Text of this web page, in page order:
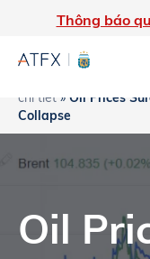
Thông báo
chi tiết » Oil Prices
Collapse
Oil